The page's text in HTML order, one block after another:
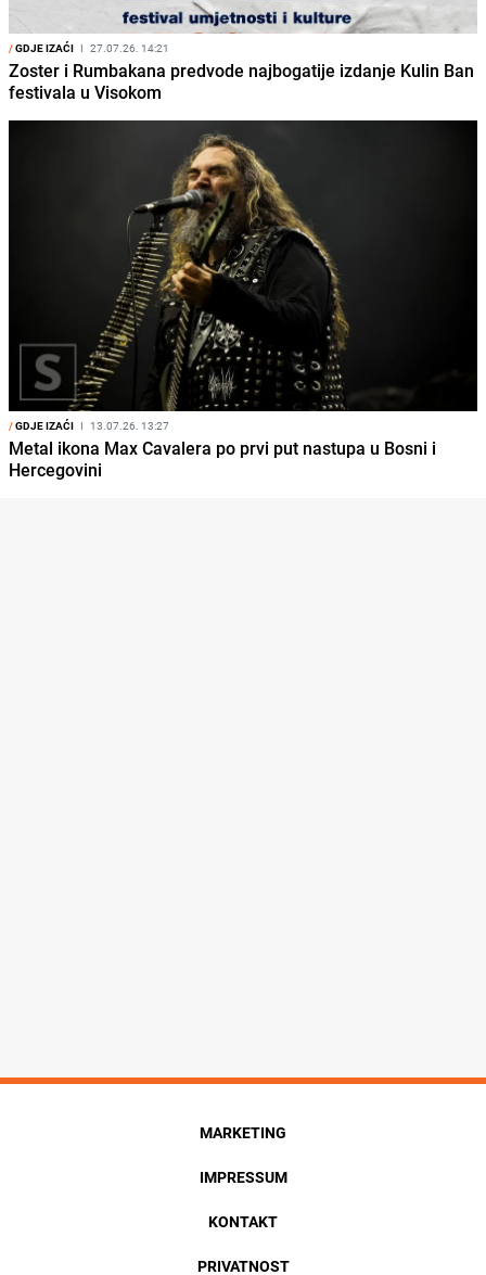
/GDJE IZAĆI I 27.07.26. 14:21
Zoster i Rumbakana predvode najbogatije izdanje Kulin Ban
festivala u Visokom
/GDJE IZAĆI I 13.07.26. 13:27
Metal ikona Max Cavalera po prvi put nastupa u Bosni i
Hercegovini
MARKETING
IMPRESSUM
KONTAKT
PRIVATNOST